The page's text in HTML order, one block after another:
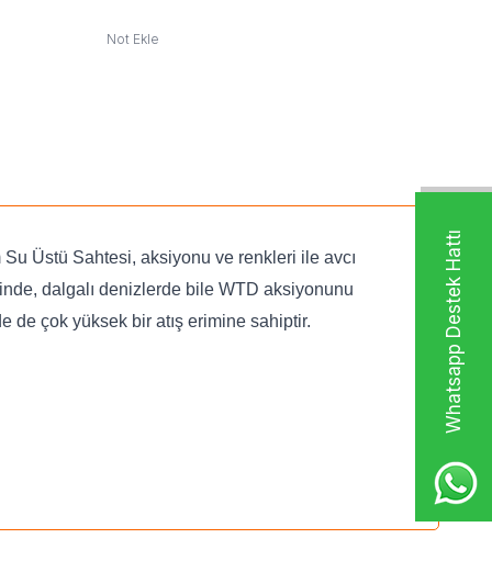
Whatsapp Destek Hattı
Not Ekle
Su Üstü Sahtesi, aksiyonu ve renkleri ile avcı
dalgalı denizlerde bile WTD aksiyonunu
de çok yüksek bir atış erimine sahiptir.